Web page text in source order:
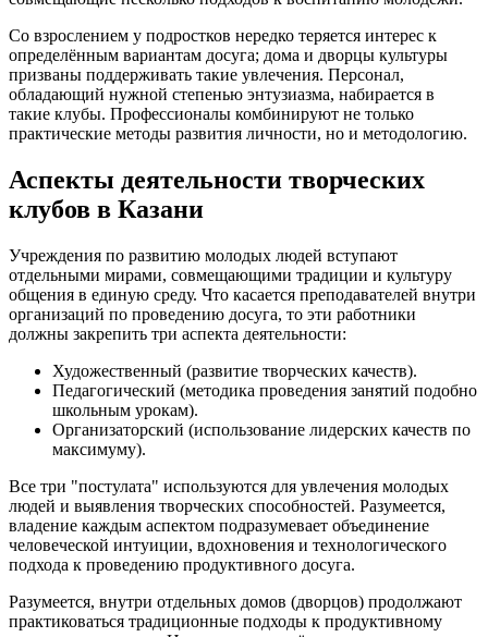
Со взрослением у подростков нередко теряется интерес к
определённым вариантам досуга; дома и дворцы культуры
призваны поддерживать такие увлечения. Персонал,
обладающий нужной степенью энтузиазма, набирается в
такие клубы. Профессионалы комбинируют не только
практические методы развития личности, но и методологию.
Аспекты деятельности творческих
клубов в Казани
Учреждения по развитию молодых людей вступают
отдельными мирами, совмещающими традиции и культуру
общения в единую среду. Что касается преподавателей внутри
организаций по проведению досуга, то эти работники
должны закрепить три аспекта деятельности:
Художественный (развитие творческих качеств).
Педагогический (методика проведения занятий подобно
школьным урокам).
Организаторский (использование лидерских качеств по
максимуму).
Все три "постулата" используются для увлечения молодых
людей и выявления творческих способностей. Разумеется,
владение каждым аспектом подразумевает объединение
человеческой интуиции, вдохновения и технологического
подхода к проведению продуктивного досуга.
Разумеется, внутри отдельных домов (дворцов) продолжают
практиковаться традиционные подходы к продуктивному